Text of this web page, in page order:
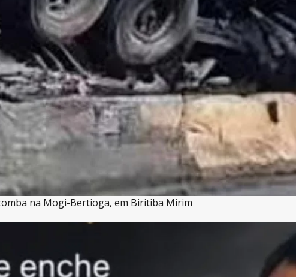
na Mogi-Bertioga, em Biritiba Mirim